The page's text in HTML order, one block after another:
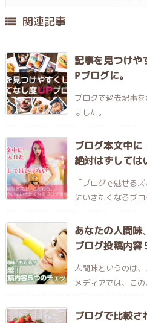
 関連記事
記事を見つけや
Pブログに。
ブログで過去記事
ました。
ブログ本文中に
絶対はずしては
「ブログで魅せる
にいきたくなるブ
あなたの人間味
ブログ投稿内容
人間味というのは
メディアでは、こ
ブログで比較さ